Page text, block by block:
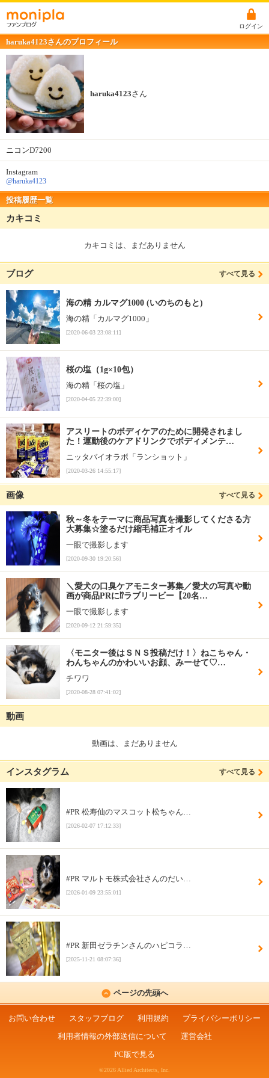
ログイン
haruka4123さんのプロフィール
haruka4123さん
ニコンD7200
Instagram
@haruka4123
投稿履歴一覧
カキコミ
カキコミは、まだありません
ブログ すべて見る
海の精 カルマグ1000 (いのちのもと)
海の精「カルマグ1000」
[2020-06-03 23:08:11]
桜の塩（1g×10包）
海の精「桜の塩」
[2020-04-05 22:39:00]
アスリートのボディケアのために開発されまし
た！運動後のケアドリンクでボディメンテ…
ニッタバイオラボ「ランショット」
[2020-03-26 14:55:17]
画像 すべて見る
秋～冬をテーマに商品写真を撮影してくださる方
大募集☆塗るだけ縮毛補正オイル
一眼で撮影します
[2020-09-30 19:20:56]
＼愛犬の口臭ケアモニター募集／愛犬の写真や動
画が商品PRに⁉ラブリービー【20名…
一眼で撮影します
[2020-09-12 21:59:35]
〈モニター後はＳＮＳ投稿だけ！〉ねこちゃん・
わんちゃんのかわいいお顔、みーせて♡…
チワワ
[2020-08-28 07:41:02]
動画
動画は、まだありません
インスタグラム すべて見る
#PR 松寿仙のマスコット松ちゃん…
[2026-02-07 17:12:33]
#PR マルトモ株式会社さんのだい…
[2026-01-09 23:55:01]
#PR 新田ゼラチンさんのハピコラ…
[2025-11-21 08:07:36]
ページの先頭へ
お問い合わせ スタッフブログ 利用規約
プライバシーポリシー
利用者情報の外部送信について
運営会社
PC版で見る
©2026 Allied Architects, Inc.